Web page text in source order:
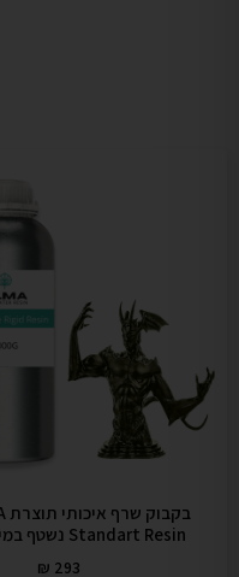
Standart Resin נשטף במים – שחור
₪ 293